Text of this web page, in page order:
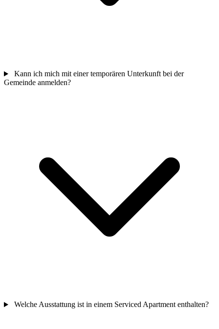
Kann ich mich mit einer temporären Unterkunft bei der
Gemeinde anmelden?
Welche Ausstattung ist in einem Serviced Apartment enthalten?